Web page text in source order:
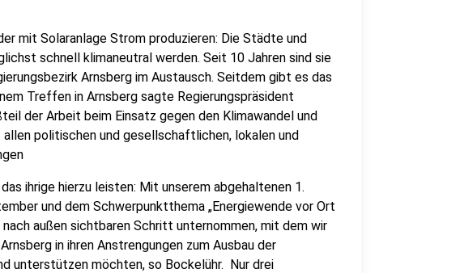
mit Solaranlage Strom produzieren: Die Städte und
schnell klimaneutral werden. Seit 10 Jahren sind sie
Arnsberg im Austausch. Seitdem gibt es das
Treffen in Arnsberg sagte Regierungspräsident
der Arbeit beim Einsatz gegen den Klimawandel und
allen politischen und gesellschaftlichen, lokalen und
ihrige hierzu leisten: Mit unserem abgehaltenen 1.
und dem Schwerpunktthema „Energiewende vor Ort
außen sichtbaren Schritt unternommen, mit dem wir
in ihren Anstrengungen zum Ausbau der
unterstützen möchten, so Bockelühr. Nur drei